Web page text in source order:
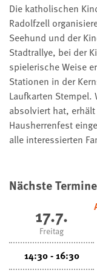
Die katholischen
Radolfzell
Seehund und der
Stadtrallye, bei der
spielerische Weise
Stationen in der
Laufkarten Stempel.
absolviert hat,
Hausherrenfest
alle interessierten
Nächste Termine
17.7.
Freitag
14:30 - 16:30